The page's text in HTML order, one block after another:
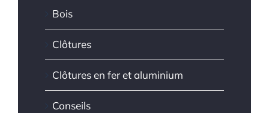
Bois
Clôtures
Clôtures en fer et aluminium
Conseils